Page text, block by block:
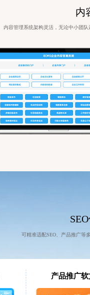
内
内容管理系统架构灵活，无论中小团
可精准适配SEO、产品推广等
产品推广软